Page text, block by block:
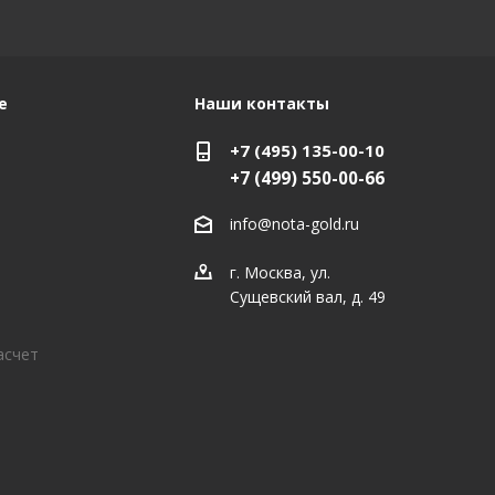
Наши контакты
+7 (495) 135-00-10
+7 (499) 550-00-66
info@nota-gold.ru
г. Москва, ул.
Сущевский вал, д. 49